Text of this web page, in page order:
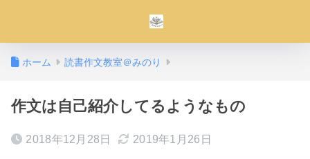
ホーム 読書作文教室＠みのり
作文は自己紹介してるようなもの
2018年12月28日 2019年1月26日